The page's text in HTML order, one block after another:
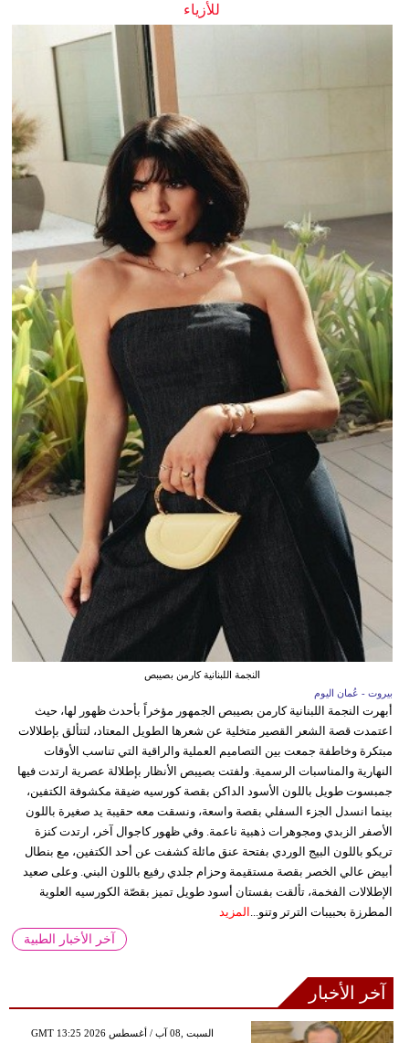
للأزياء
النجمة اللبنانية كارمن بصيبص
بيروت - عُمان اليوم
أبهرت النجمة اللبنانية كارمن بصيبص الجمهور مؤخراً بأحدث ظهور لها، حيث
اعتمدت قصة الشعر القصير متخلية عن شعرها الطويل المعتاد، لتتألق بإطلالات
مبتكرة وخاطفة جمعت بين التصاميم العملية والراقية التي تناسب الأوقات
النهارية والمناسبات الرسمية. ولفتت بصيبص الأنظار بإطلالة عصرية ارتدت فيها
جمبسوت طويل باللون الأسود الداكن بقصة كورسيه ضيقة مكشوفة الكتفين،
بينما انسدل الجزء السفلي بقصة واسعة، ونسقت معه حقيبة يد صغيرة باللون
الأصفر الزبدي ومجوهرات ذهبية ناعمة. وفي ظهور كاجوال آخر، ارتدت كنزة
تريكو باللون البيج الوردي بفتحة عنق مائلة كشفت عن أحد الكتفين، مع بنطال
أبيض عالي الخصر بقصة مستقيمة وحزام جلدي رفيع باللون البني. وعلى صعيد
الإطلالات الفخمة، تألقت بفستان أسود طويل تميز بقصّة الكورسيه العلوية
المطرزة بحبيبات الترتر وتنو...
المزيد
آخر الأخبار الطبية
آخر الأخبار
GMT 13:25 2026 السبت ,08 آب / أغسطس